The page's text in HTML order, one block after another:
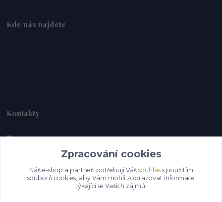
Kde nás najdete
Kontakty
Alebrije@alebrije.cz
Zpracování cookies
Náš e-shop a partneři potřebují Váš souhlass použitím
souborů cookies, aby Vám mohli zobrazovat informace
týkající se Vašich zájmů.